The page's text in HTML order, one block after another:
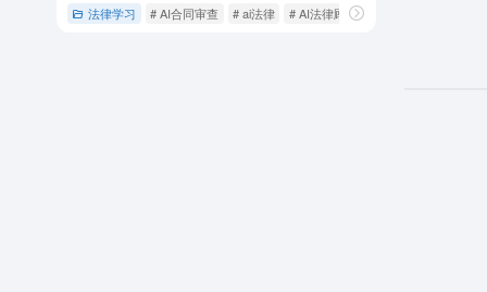
法律学习 # AI合同审查 # ai法律 # AI法律顾问